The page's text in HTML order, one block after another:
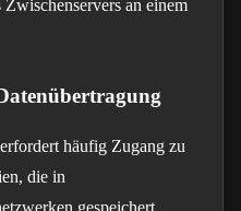
Zwischenservers an einem
häufig Zugang zu
die in
gespeichert